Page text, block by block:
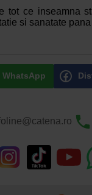
tot ce inseamna
si sanatate